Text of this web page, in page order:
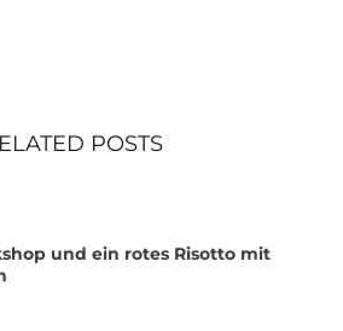
POSTS
und ein rotes Risotto mit